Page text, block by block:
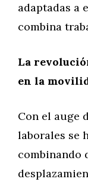
adaptadas a
combina
La
en la
Con el auge
laborales se
combinando